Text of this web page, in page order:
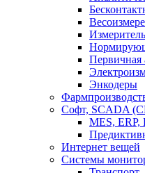
Первичная
Энкодеры
Софт, SCADA
MES, ERP,
Интернет вещей
Системы